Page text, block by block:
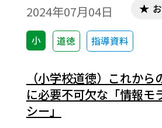
2024年07月04日
小 道徳 指導資料
（小学校道徳）これから
に必要不可欠な「情報モ
シー」